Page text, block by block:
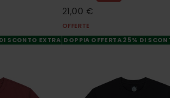
SCONTO EXTRA
21,00 €
OFFERTE
DOPPIA OFFERTA 25% DI